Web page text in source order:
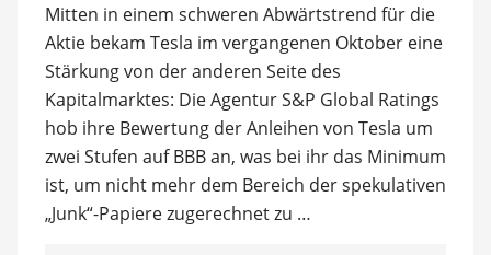
Mitten in einem schweren Abwärtstrend für die
Aktie bekam Tesla im vergangenen Oktober eine
Stärkung von der anderen Seite des
Kapitalmarktes: Die Agentur S&P Global Ratings
hob ihre Bewertung der Anleihen von Tesla um
zwei Stufen auf BBB an, was bei ihr das Minimum
ist, um nicht mehr dem Bereich der spekulativen
„Junk“-Papiere zugerechnet zu …